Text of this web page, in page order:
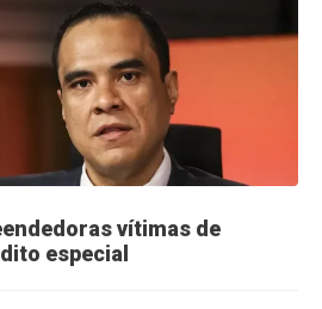
vítimas de
especial